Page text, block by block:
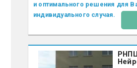
и оптимального решения для
индивидуального случая.